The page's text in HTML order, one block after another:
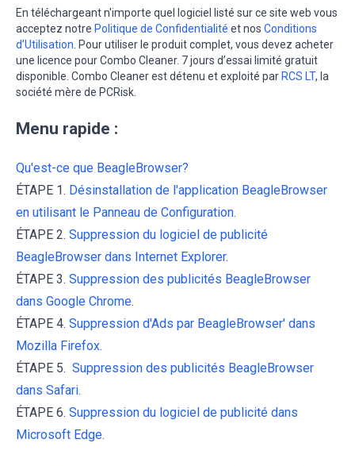
En téléchargeant n'importe quel logiciel listé sur ce site web vous
acceptez notre Politique de Confidentialité et nos Conditions
d’Utilisation . Pour utiliser le produit complet, vous devez acheter
une licence pour Combo Cleaner. 7 jours d’essai limité gratuit
disponible. Combo Cleaner est détenu et exploité par RCS LT, la
société mère de PCRisk.
Menu rapide :
Qu'est-ce que BeagleBrowser?
ÉTAPE 1. Désinstallation de l'application BeagleBrowser
en utilisant le Panneau de Configuration.
ÉTAPE 2. Suppression du logiciel de publicité
BeagleBrowser dans Internet Explorer.
ÉTAPE 3. Suppression des publicités BeagleBrowser
dans Google Chrome.
ÉTAPE 4. Suppression d'Ads par BeagleBrowser' dans
Mozilla Firefox.
ÉTAPE 5. Suppression des publicités BeagleBrowser
dans Safari.
ÉTAPE 6. Suppression du logiciel de publicité dans
Microsoft Edge.